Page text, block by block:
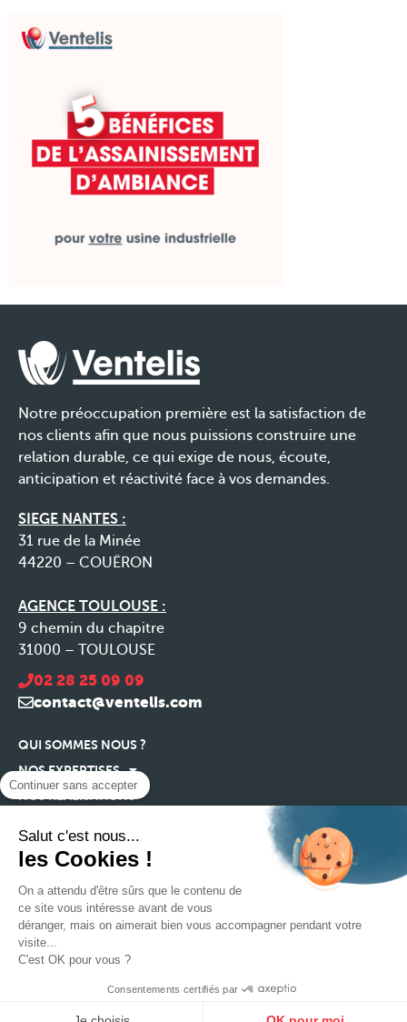
Notre préoccupation première est la satisfaction de
nos clients afin que nous puissions construire une
relation durable, ce qui exige de nous, écoute,
anticipation et réactivité face à vos demandes.
SIEGE NANTES :
31 rue de la Minée
44220 – COUËRON
AGENCE TOULOUSE :
9 chemin du chapitre
31000 – TOULOUSE
02 28 25 09 09
contact@ventelis.com
QUI SOMMES NOUS ?
NOS EXPERTISES
NOS RÉALISATIONS
Mentions légales
Plan du site
Continuer sans accepter
Salut c'est nous...
les Cookies !
On a attendu d'être sûrs que le contenu de
ce site vous intéresse avant de vous
déranger, mais on aimerait bien vous accompagner pendant votre
visite...
C'est OK pour vous ?
Consentements certifiés par